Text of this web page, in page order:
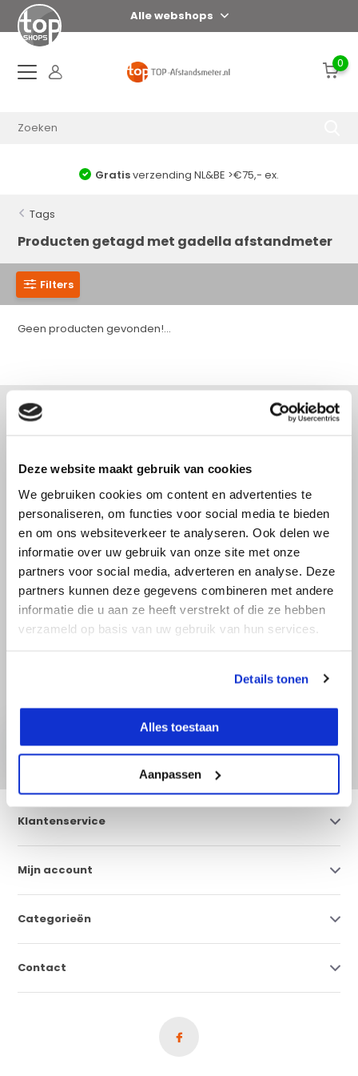
Deze website maakt gebruik van cookies
We gebruiken cookies om content en advertenties te
personaliseren, om functies voor social media te bieden
en om ons websiteverkeer te analyseren. Ook delen we
informatie over uw gebruik van onze site met onze
partners voor social media, adverteren en analyse. Deze
partners kunnen deze gegevens combineren met andere
informatie die u aan ze heeft verstrekt of die ze hebben
verzameld op basis van uw gebruik van hun services.
Details tonen
Alles toestaan
Aanpassen
Alle webshops
0
Gratisverzending NL&BE >€75,- ex.
Tags
Producten getagd met gadella afstandmeter
Filters
Geen producten gevonden!...
Bel direct met een specialist! Wij zijn
bereikbaar op werkdagen van 9:00 tot
17:30.
036 522 22 97
info@top-
afstandsmeter.nl
* Lees hier de wettelijke beperkingen
Klantenservice
Mijn account
Categorieën
Contact